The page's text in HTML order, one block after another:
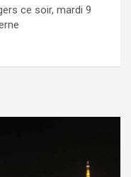
ce soir, mardi 9